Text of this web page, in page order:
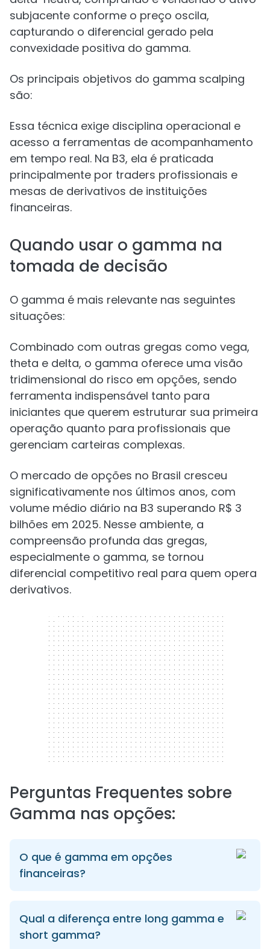
subjacente conforme o preço oscila,
capturando o diferencial gerado pela
convexidade positiva do gamma.
Os principais objetivos do gamma scalping
são:
Essa técnica exige disciplina operacional e
acesso a ferramentas de acompanhamento
em tempo real. Na B3, ela é praticada
principalmente por traders profissionais e
mesas de derivativos de instituições
financeiras.
Quando usar o gamma na
tomada de decisão
O gamma é mais relevante nas seguintes
situações:
Combinado com outras gregas como vega,
theta e delta, o gamma oferece uma visão
tridimensional do risco em opções, sendo
ferramenta indispensável tanto para
iniciantes que querem estruturar sua primeira
operação quanto para profissionais que
gerenciam carteiras complexas.
O mercado de opções no Brasil cresceu
significativamente nos últimos anos, com
volume médio diário na B3 superando R$ 3
bilhões em 2025. Nesse ambiente, a
compreensão profunda das gregas,
especialmente o gamma, se tornou
diferencial competitivo real para quem opera
derivativos.
300 x 250
Perguntas Frequentes sobre
Gamma nas opções:
O que é gamma em opções
financeiras?
Qual a diferença entre long gamma e
short gamma?